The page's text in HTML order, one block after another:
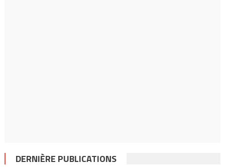
DERNIÈRE PUBLICATIONS